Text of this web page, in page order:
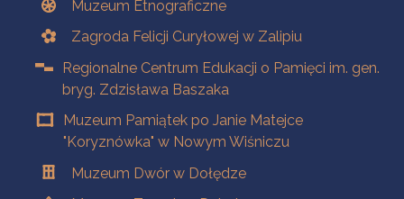
Muzeum Etnograficzne
Zagroda Felicji Curyłowej w Zalipiu
Regionalne Centrum Edukacji o Pamięci im. gen.
bryg. Zdzisława Baszaka
Muzeum Pamiątek po Janie Matejce
"Koryznówka" w Nowym Wiśniczu
Muzeum Dwór w Dołędze